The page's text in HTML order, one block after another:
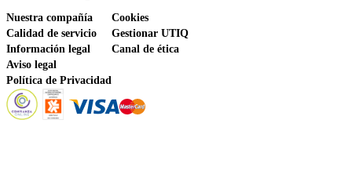
Nuestra compañía
Calidad de servicio
Información legal
Aviso legal
Política de Privacidad
Cookies
Gestionar UTIQ
Canal de ética